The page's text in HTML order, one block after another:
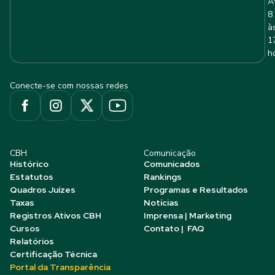
8
Conecte-se com nossas redes
CBH
Histórico
Estatutos
Quadros Juízes
Taxas
Registros Ativos CBH
Cursos
Relatórios
Certificação Técnica
Portal da Transparência
Comunicação
Comunicados
Rankings
Programas e Resultados
Notícias
Imprensa | Marketing
Contato | FAQ